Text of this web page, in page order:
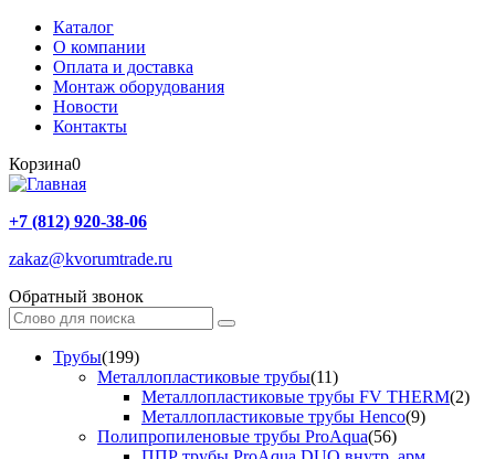
Каталог
О компании
Оплата и доставка
Монтаж оборудования
Новости
Контакты
Корзина0
+7 (812) 920-38-06
zakaz@kvorumtrade.ru
Обратный звонок
Трубы(199)
Металлопластиковые трубы(11)
Металлопластиковые трубы FV THERM(2)
Металлопластиковые трубы Henco(9)
Полипропиленовые трубы ProAqua(56)